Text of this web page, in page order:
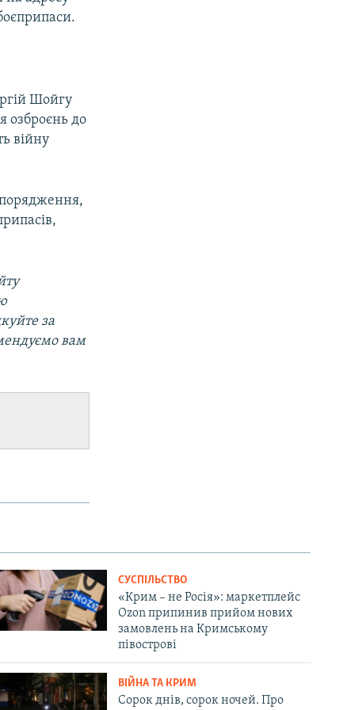
Шойгу
озброєнь до
війну
за
вам
СУСПІЛЬСТВО
«Крим – не Росія»: маркетплейс
Ozon припинив прийом нових
замовлень на Кримському
півострові
ВІЙНА ТА КРИМ
Сорок днів, сорок ночей. Про